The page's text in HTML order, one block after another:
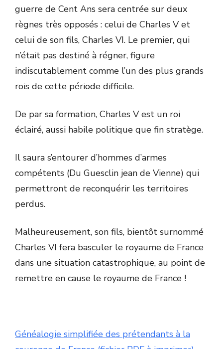
guerre de Cent Ans sera centrée sur deux
règnes très opposés : celui de Charles V et
celui de son fils, Charles VI. Le premier, qui
n’était pas destiné à régner, figure
indiscutablement comme l’un des plus grands
rois de cette période difficile.
De par sa formation, Charles V est un roi
éclairé, aussi habile politique que fin stratège.
Il saura s’entourer d’hommes d’armes
compétents (Du Guesclin jean de Vienne) qui
permettront de reconquérir les territoires
perdus.
Malheureusement, son fils, bientôt surnommé
Charles VI fera basculer le royaume de France
dans une situation catastrophique, au point de
remettre en cause le royaume de France !
Généalogie simplifiée des prétendants à la